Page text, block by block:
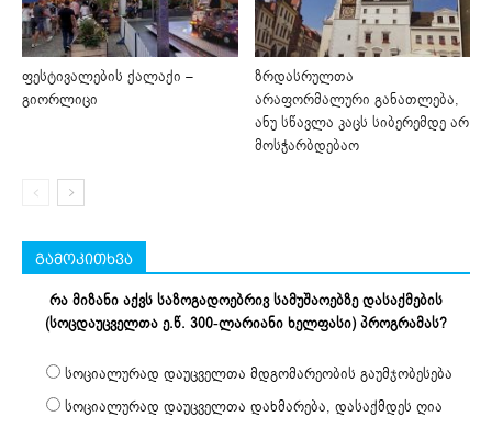
ფესტივალების ქალაქი –
გიორლიცი
ზრდასრულთა
არაფორმალური განათლება,
ანუ სწავლა კაცს სიბერემდე არ
მოსჭარბდებაო
გამოკითხვა
რა მიზანი აქვს საზოგადოებრივ სამუშაოებზე დასაქმების
(სოცდაუცველთა ე.წ. 300-ლარიანი ხელფასი) პროგრამას?
სოციალურად დაუცველთა მდგომარეობის გაუმჯობესება
სოციალურად დაუცველთა დახმარება, დასაქმდეს ღია